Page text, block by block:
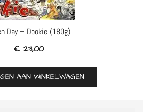
Day – Dookie (180g)
€23,00
AAN WINKELWAGEN